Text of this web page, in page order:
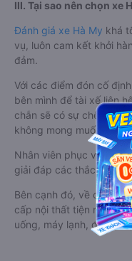
III. Tại sao nên chọn xe
Đánh giá xe Hà My khá
vụ, luôn cam kết khởi
đảm.
Với các điểm đón cố
bên mình để tài xế liên
chắn sẽ có sự chênh
không mong muốn, bạn
Nhân viên phục vụ
giải đáp các thắc mắc
Bên cạnh đó, về cơ sở
cấp nội thất tiện nghi,
uống, máy lạnh, đèn